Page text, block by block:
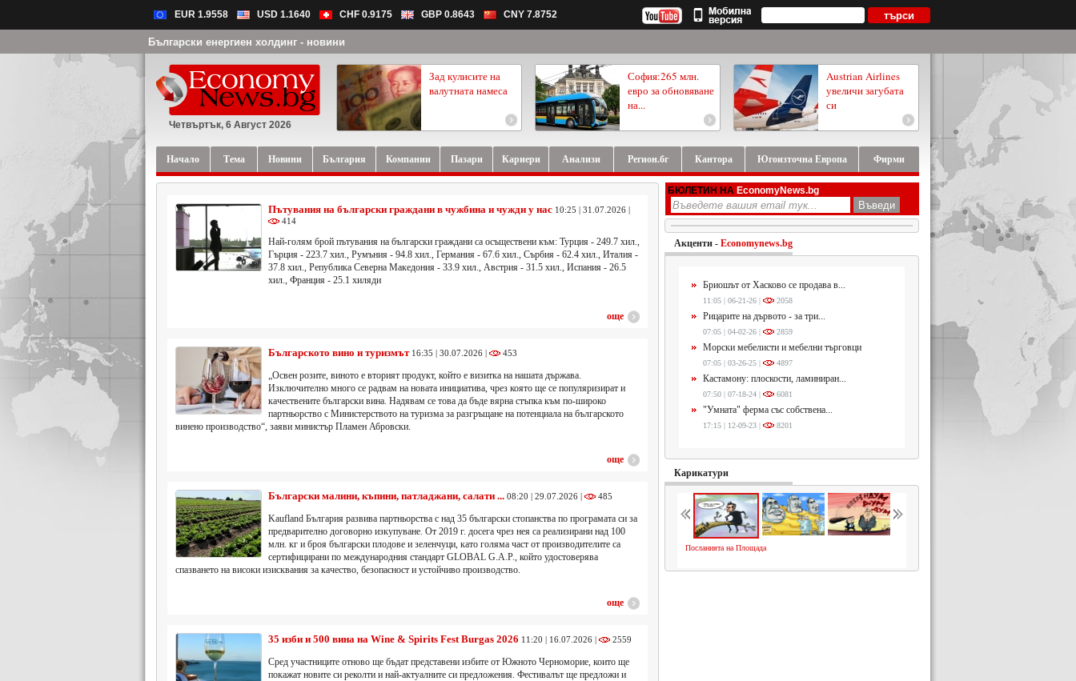
EUR 1.9558 USD 1.1640 CHF 0.9175 GBP 0.8643 CNY 7.8752
Български енергиен холдинг - новини
Четвъртък, 6 Август 2026
Зад кулисите на
валутната намеса
София:265 млн.
евро за обновяване
на...
Austrian Airlines
увеличи загубата
си
Начало Тема Новини България Компании Пазари Кариери Анализи Регион.бг Кантора Югоизточна Европа Фирми
Пътувания на български граждани в чужбина и чужди у нас 10:25 | 31.07.2026 |
414
Най-голям брой пътувания на български граждани са осъществени към: Турция - 249.7 хил.,
Гърция - 223.7 хил., Румъния - 94.8 хил., Германия - 67.6 хил., Сърбия - 62.4 хил., Италия -
37.8 хил., Република Северна Македония - 33.9 хил., Австрия - 31.5 хил., Испания - 26.5
хил., Франция - 25.1 хиляди
още
Българското вино и туризмът 16:35 | 30.07.2026 | 453
„Освен розите, виното е вторият продукт, който е визитка на нашата държава.
Изключително много се радвам на новата инициатива, чрез която ще се популяризират и
качествените български вина. Надявам се това да бъде вярна стъпка към по-широко
партньорство с Министерството на туризма за разгръщане на потенциала на българското
винено производство“, заяви министър Пламен Абровски.
още
Български малини, къпини, патладжани, салати ... 08:20 | 29.07.2026 | 485
Kaufland България развива партньорства с над 35 български стопанства по програмата си за
предварително договорно изкупуване. От 2019 г. досега чрез нея са реализирани над 100
млн. кг и броя български плодове и зеленчуци, като голяма част от производителите са
сертифицирани по международния стандарт GLOBAL G.A.P., който удостоверява
спазването на високи изисквания за качество, безопасност и устойчиво производство.
още
35 изби и 500 вина на Wine & Spirits Fest Burgas 2026 11:20 | 16.07.2026 | 2559
Сред участниците отново ще бъдат представени избите от Южното Черноморие, които ще
покажат новите си реколти и най-актуалните си предложения. Фестивалът ще предложи и
БЮЛЕТИН НА EconomyNews.bg
Акценти - Economynews.bg
Бриошът от Хасково се продава в...
11:05 | 06-21-26 | 2058
Рицарите на дървото - за три...
07:05 | 04-02-26 | 2859
Морски мебелисти и мебелни търговци
07:05 | 03-26-25 | 4897
Кастамону: плоскости, ламиниран...
07:50 | 07-18-24 | 6081
"Умната" ферма със собствена...
17:15 | 12-09-23 | 8201
Карикатури
Посланията на Площада